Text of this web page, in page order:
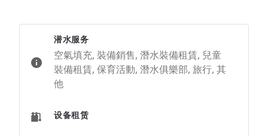
潜水服务
空氣填充, 裝備銷售, 潛水裝備租賃, 兒童
裝備租賃, 保育活動, 潛水俱樂部, 旅行, 其
他
设备租赁